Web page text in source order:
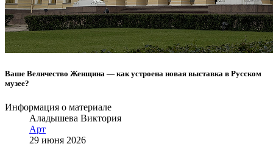
Ваше Величество Женщина — как устроена новая выставка в Русском
музее?
Информация о материале
Аладышева Виктория
Арт
29 июня 2026